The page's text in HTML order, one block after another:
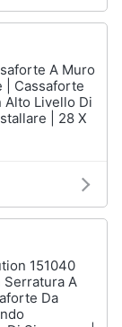
A Muro
| Cassaforte
Alto Livello Di
| 28 X
151040
Serratura A
Da